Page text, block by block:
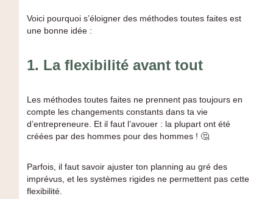
Voici pourquoi s’éloigner des méthodes toutes faites est
une bonne idée :
1. La flexibilité avant tout
Les méthodes toutes faites ne prennent pas toujours en
compte les changements constants dans ta vie
d’entrepreneure. Et il faut l’avouer : la plupart ont été
créées par des hommes pour des hommes ! 🤔
Parfois, il faut savoir ajuster ton planning au gré des
imprévus, et les systèmes rigides ne permettent pas cette
flexibilité.